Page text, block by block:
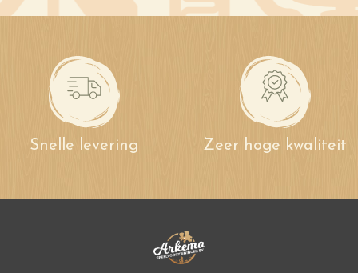
Snelle levering Zeer hoge kwaliteit